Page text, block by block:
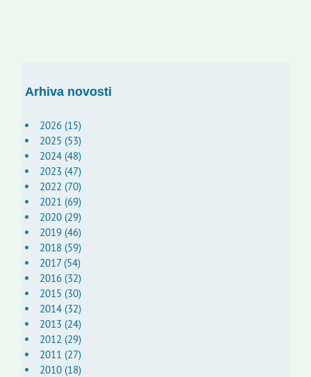
Arhiva novosti
2026 (15)
2025 (53)
2024 (48)
2023 (47)
2022 (70)
2021 (69)
2020 (29)
2019 (46)
2018 (59)
2017 (54)
2016 (32)
2015 (30)
2014 (32)
2013 (24)
2012 (29)
2011 (27)
2010 (18)